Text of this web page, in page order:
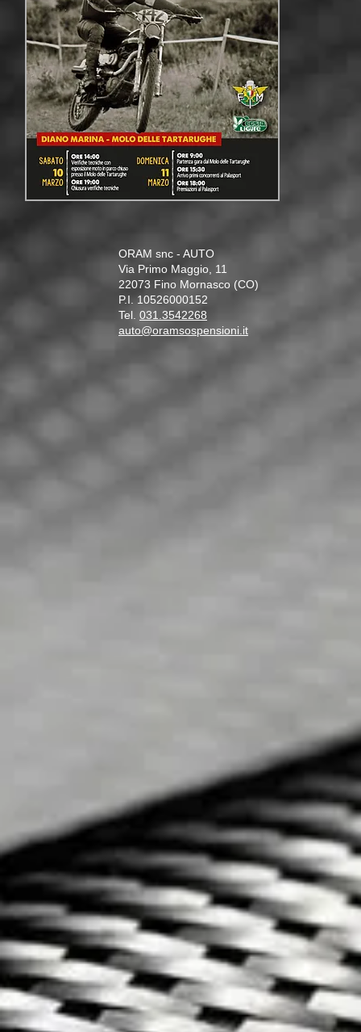
ORAM snc - AUTO
Via Primo Maggio, 11
22073 Fino Mornasco (CO)
P.I. 10526000152
Tel. 031.3542268
auto@oramsospensioni.it